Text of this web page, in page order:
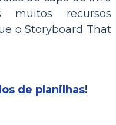
recursos
o Storyboard That
de planilhas!